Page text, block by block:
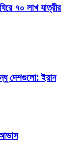
৭০ লাখ যাত্রীর
দেশগুলো: ইরান